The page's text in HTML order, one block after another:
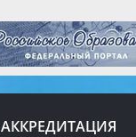
АККРЕДИТАЦИЯ